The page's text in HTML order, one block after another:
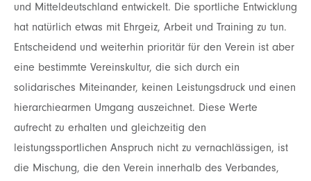
und Mitteldeutschland entwickelt. Die sportliche Entwicklung
hat natürlich etwas mit Ehrgeiz, Arbeit und Training zu tun.
Entscheidend und weiterhin prioritär für den Verein ist aber
eine bestimmte Vereinskultur, die sich durch ein
solidarisches Miteinander, keinen Leistungsdruck und einen
hierarchiearmen Umgang auszeichnet. Diese Werte
aufrecht zu erhalten und gleichzeitig den
leistungssportlichen Anspruch nicht zu vernachlässigen, ist
die Mischung, die den Verein innerhalb des Verbandes,